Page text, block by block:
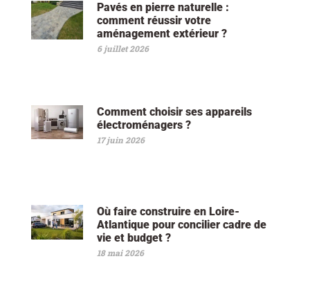
Pavés en pierre naturelle :
comment réussir votre
aménagement extérieur ?
6 juillet 2026
Comment choisir ses appareils
électroménagers ?
17 juin 2026
Où faire construire en Loire-
Atlantique pour concilier cadre de
vie et budget ?
18 mai 2026